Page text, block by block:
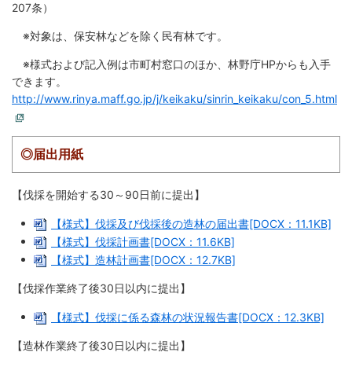
207条）
※対象は、保安林などを除く民有林です。
※様式および記入例は市町村窓口のほか、林野庁HPからも入手
できます。
http://www.rinya.maff.go.jp/j/keikaku/sinrin_keikaku/con_5.html
◎届出用紙
【伐採を開始する30～90日前に提出】
【様式】伐採及び伐採後の造林の届出書[DOCX：11.1KB]
【様式】伐採計画書[DOCX：11.6KB]
【様式】造林計画書[DOCX：12.7KB]
【伐採作業終了後30日以内に提出】
【様式】伐採に係る森林の状況報告書[DOCX：12.3KB]
【造林作業終了後30日以内に提出】